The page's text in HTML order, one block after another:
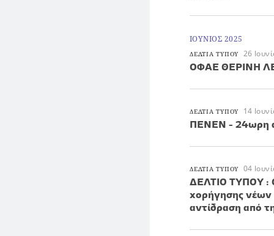
ΙΟΥΝΙΟΣ 2025
ΔΕΛΤΙΑ ΤΥΠΟΥ 26
ΟΦΑΕ ΘΕΡΙΝΗ
ΔΕΛΤΙΑ ΤΥΠΟΥ 14
ΠΕΝΕΝ - 24ωρη
ΔΕΛΤΙΑ ΤΥΠΟΥ 04
ΔΕΛΤΙΟ ΤΥΠΟΥ :
χορήγησης νέων
αντίδραση από